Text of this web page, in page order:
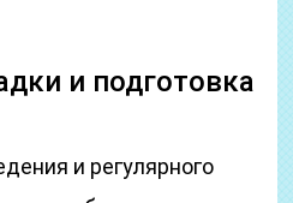
и подготовка
и регулярного